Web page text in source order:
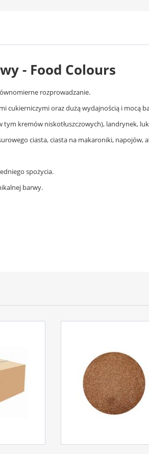
- Food Colours
rozprowadzanie.
cukierniczymi oraz dużą wydajnością i mocą
kremów niskotłuszczowych), landrynek,
ciasta, ciasta na makaroniki, napojów,
spożycia.
barwy.